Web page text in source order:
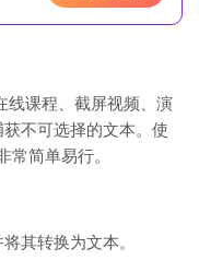
线课程、截屏视频、演
不可选择的文本。使
简单易行。
其转换为文本。